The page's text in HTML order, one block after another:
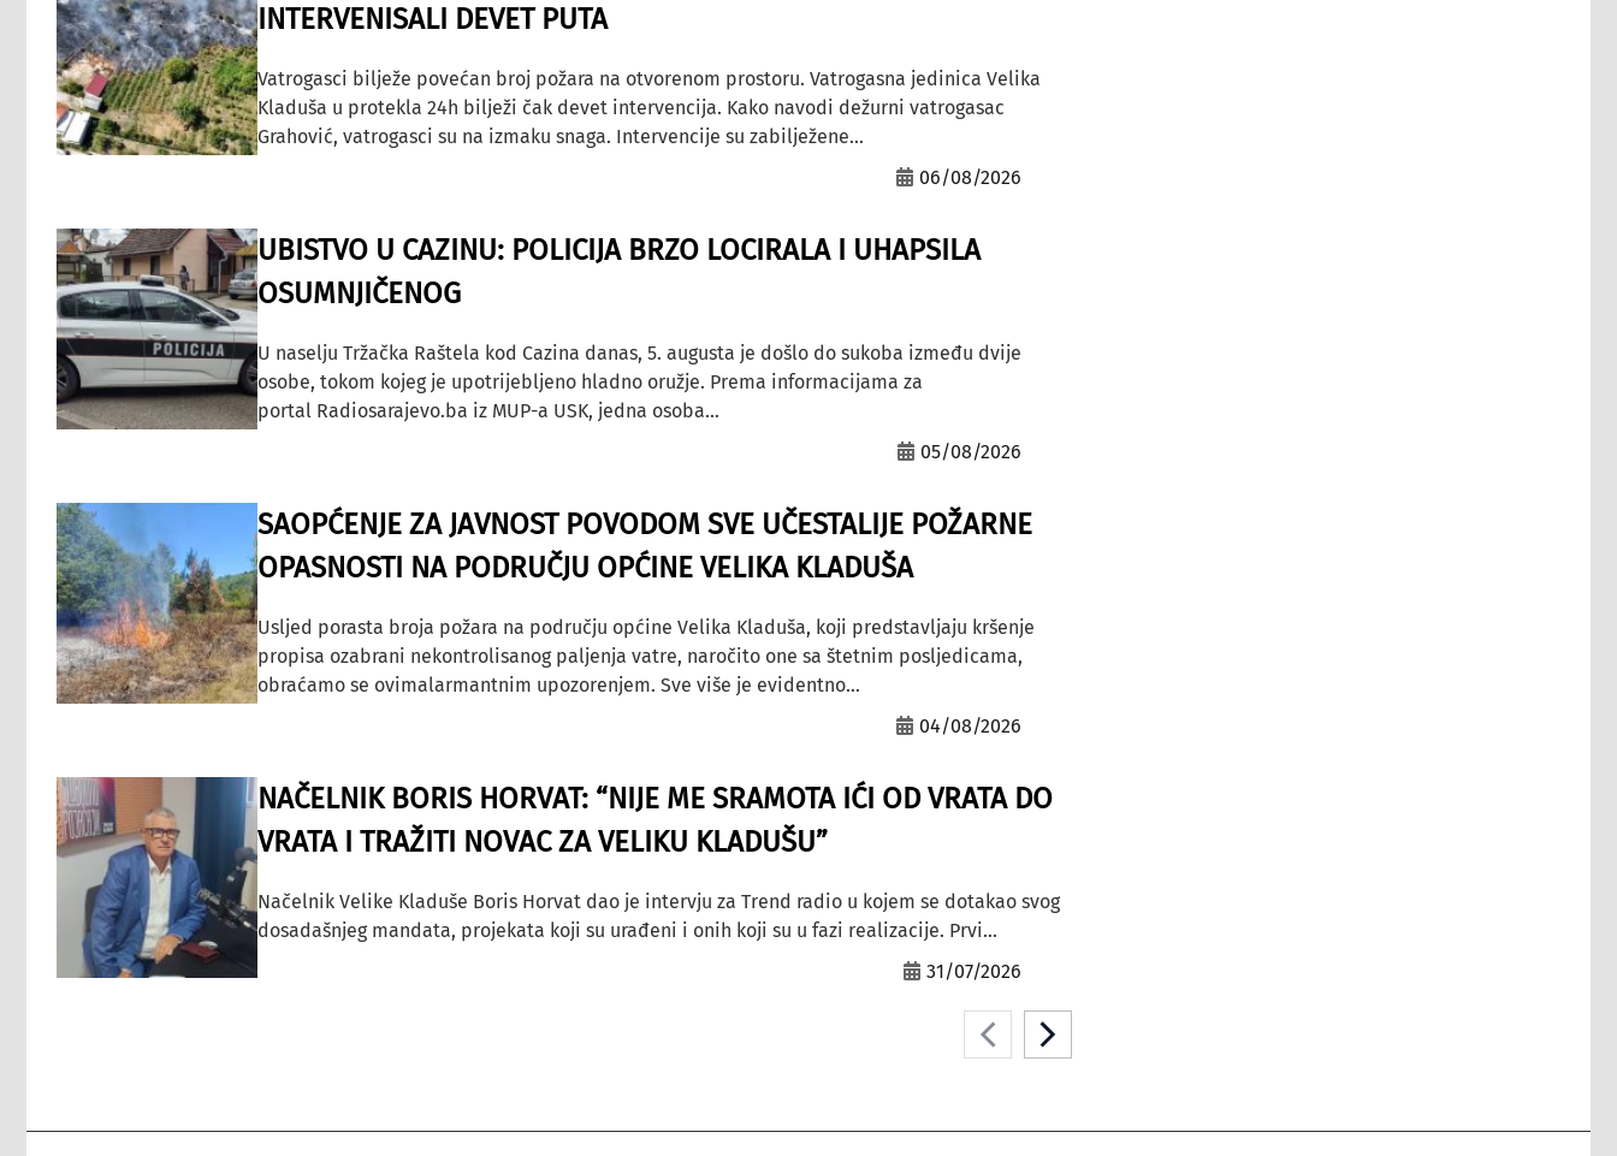
INTERVENISALI DEVET PUTA
Vatrogasci bilježe povećan broj požara na otvorenom prostoru. Vatrogasna jedinica Velika
Kladuša u protekla 24h bilježi čak devet intervencija. Kako navodi dežurni vatrogasac
Grahović, vatrogasci su na izmaku snaga. Intervencije su zabilježene...
06/08/2026
UBISTVO U CAZINU: POLICIJA BRZO LOCIRALA I UHAPSILA
OSUMNJIČENOG
U naselju Tržačka Raštela kod Cazina danas, 5. augusta je došlo do sukoba između dvije
osobe, tokom kojeg je upotrijebljeno hladno oružje. Prema informacijama za
portal Radiosarajevo.ba iz MUP-a USK, jedna osoba...
05/08/2026
SAOPĆENJE ZA JAVNOST POVODOM SVE UČESTALIJE POŽARNE
OPASNOSTI NA PODRUČJU OPĆINE VELIKA KLADUŠA
Usljed porasta broja požara na području općine Velika Kladuša, koji predstavljaju kršenje
propisa ozabrani nekontrolisanog paljenja vatre, naročito one sa štetnim posljedicama,
obraćamo se ovimalarmantnim upozorenjem. Sve više je evidentno...
04/08/2026
NAČELNIK BORIS HORVAT: “NIJE ME SRAMOTA IĆI OD VRATA DO
VRATA I TRAŽITI NOVAC ZA VELIKU KLADUŠU”
Načelnik Velike Kladuše Boris Horvat dao je intervju za Trend radio u kojem se dotakao svog
dosadašnjeg mandata, projekata koji su urađeni i onih koji su u fazi realizacije. Prvi...
31/07/2026